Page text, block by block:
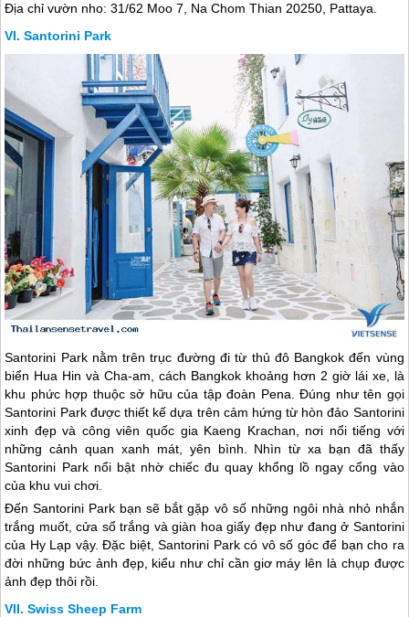
Địa chỉ vườn nho: 31/62 Moo 7, Na Chom Thian 20250, Pattaya.
Santorini Park
Santorini Park nằm trên trục đường đi từ thủ đô Bangkok đến vùng
biển Hua Hin và Cha-am, cách Bangkok khoảng hơn 2 giờ lái xe, là
khu phức hợp thuộc sở hữu của tập đoàn Pena. Đúng như tên gọi
Santorini Park được thiết kế dựa trên cảm hứng từ hòn đảo Santorini
xinh đẹp và công viên quốc gia Kaeng Krachan, nơi nổi tiếng với
những cảnh quan xanh mát, yên bình. Nhìn từ xa bạn đã thấy
Santorini Park nổi bật nhờ chiếc đu quay khổng lồ ngay cổng vào
của khu vui chơi.
Đến Santorini Park bạn sẽ bắt gặp vô số những ngôi nhà nhỏ nhắn
trắng muốt, cửa sổ trắng và giàn hoa giấy đẹp như đang ở Santorini
của Hy Lạp vậy. Đặc biệt, Santorini Park có vô số góc để bạn cho ra
đời những bức ảnh đẹp, kiểu như chỉ cần giơ máy lên là chụp được
ảnh đẹp thôi rồi.
Swiss Sheep Farm